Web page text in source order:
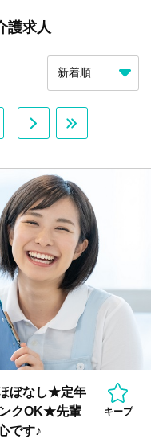
護求人
ぼなし★定年
クOK★先輩
です♪
キープ